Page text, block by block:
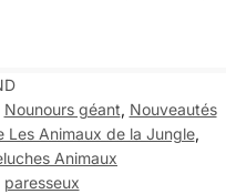
Nounours géant, Nouveautés
Les Animaux de la Jungle,
Animaux
paresseux